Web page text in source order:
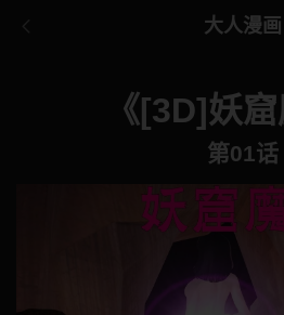
大人漫画
《[3D]妖窟
第01话